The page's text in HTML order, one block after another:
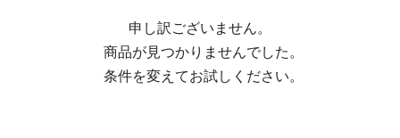
申し訳ございません。
  条件を変えてお試しください。